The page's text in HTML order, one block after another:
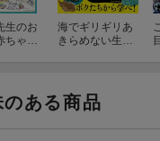
生のお
ちゃん
海でギリギリあ
きらめない生き
鑑
ある商品